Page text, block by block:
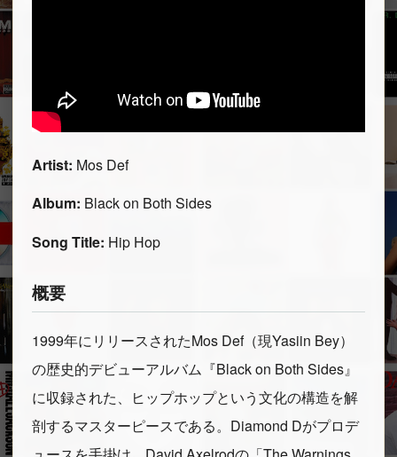
Artist: Mos Def
Album: Black on Both Sides
Song Title: Hip Hop
概要
1999年にリリースされたMos Def（現Yasiin Bey）
の歴史的デビューアルバム『Black on Both Sides』
に収録された、ヒップホップという文化の構造を解
剖するマスターピースである。Diamond Dがプロデ